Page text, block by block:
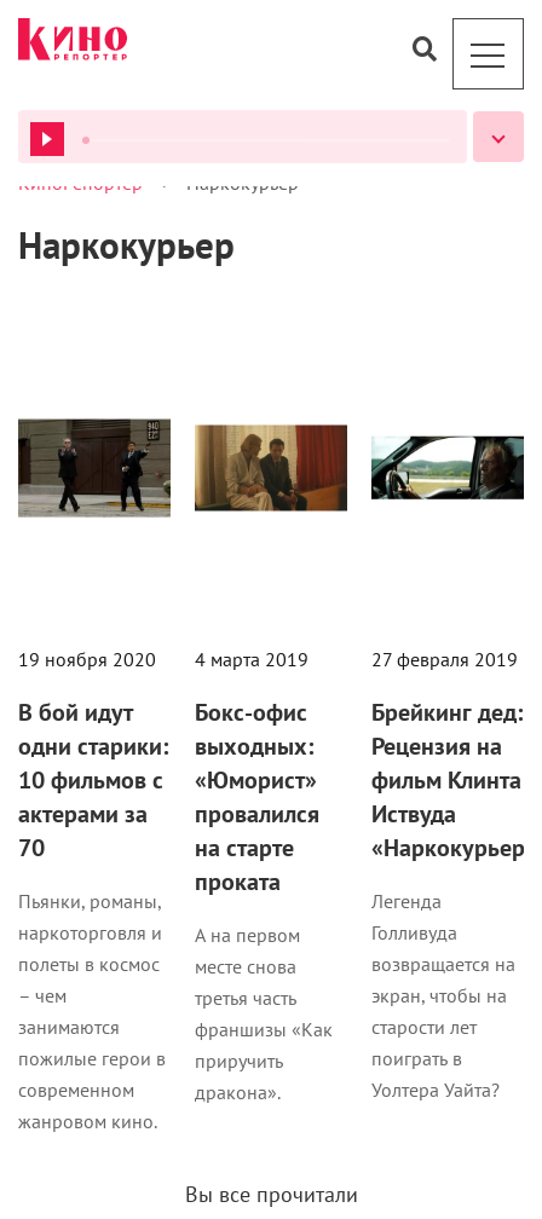
ВСЕ ПОДКАСТЫ
КиноРепортер > Наркокурьер
Наркокурьер
19 ноября 2020
В бой идут
одни старики:
10 фильмов с
актерами за
70
Пьянки, романы,
наркоторговля и
полеты в космос
– чем
занимаются
пожилые герои в
современном
жанровом кино.
4 марта 2019
Бокс-офис
выходных:
«Юморист»
провалился
на старте
проката
А на первом
месте снова
третья часть
франшизы «Как
приручить
дракона».
27 февраля 2019
Брейкинг дед:
Рецензия на
фильм Клинта
Иствуда
«Наркокурьер»
Легенда
Голливуда
возвращается на
экран, чтобы на
старости лет
поиграть в
Уолтера Уайта?
Вы все прочитали